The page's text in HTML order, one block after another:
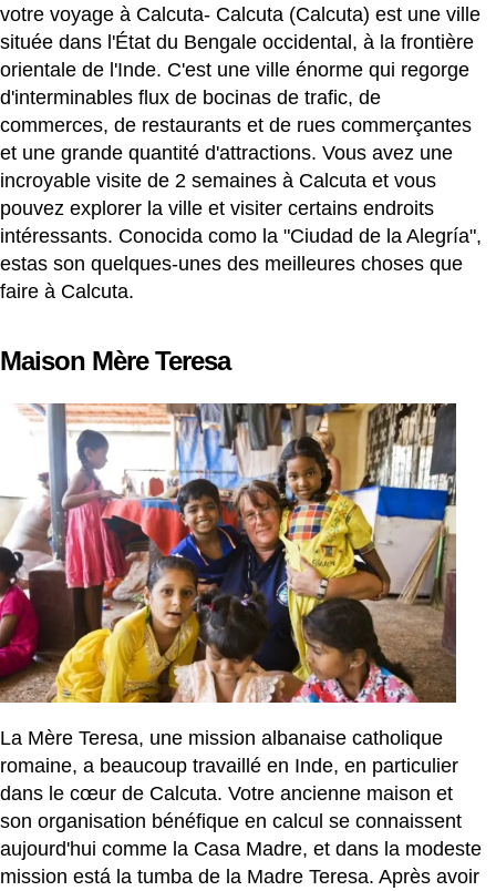
votre voyage à Calcuta- Calcuta (Calcuta) est une ville
située dans l'État du Bengale occidental, à la frontière
orientale de l'Inde. C'est une ville énorme qui regorge
d'interminables flux de bocinas de trafic, de
commerces, de restaurants et de rues commerçantes
et une grande quantité d'attractions. Vous avez une
incroyable visite de 2 semaines à Calcuta et vous
pouvez explorer la ville et visiter certains endroits
intéressants. Conocida como la "Ciudad de la Alegría",
estas son quelques-unes des meilleures choses que
faire à Calcuta.
Maison Mère Teresa
La Mère Teresa, une mission albanaise catholique
romaine, a beaucoup travaillé en Inde, en particulier
dans le cœur de Calcuta. Votre ancienne maison et
son organisation bénéfique en calcul se connaissent
aujourd'hui comme la Casa Madre, et dans la modeste
mission está la tumba de la Madre Teresa. Après avoir